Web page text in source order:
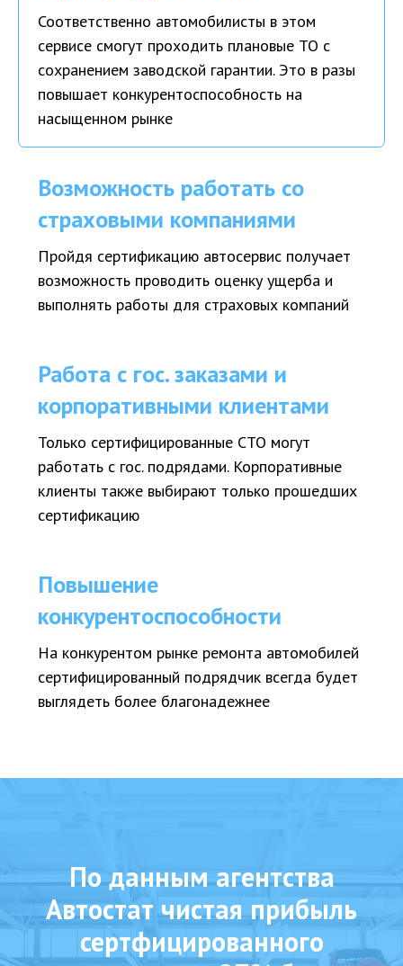
Соответственно автомобилисты в этом
сервисе смогут проходить плановые ТО с
сохранением заводской гарантии. Это в разы
повышает конкурентоспособность на
насыщенном рынке
Возможность работать со
страховыми компаниями
Пройдя сертификацию автосервис получает
возможность проводить оценку ущерба и
выполнять работы для страховых компаний
Работа с гос. заказами и
корпоративными клиентами
Только сертифицированные СТО могут
работать с гос. подрядами. Корпоративные
клиенты также выбирают только прошедших
сертификацию
Повышение
конкурентоспособности
На конкурентом рынке ремонта автомобилей
сертифицированный подрядчик всегда будет
выглядеть более благонадежнее
По данным агентства
Автостат чистая прибыль
сертфицированного